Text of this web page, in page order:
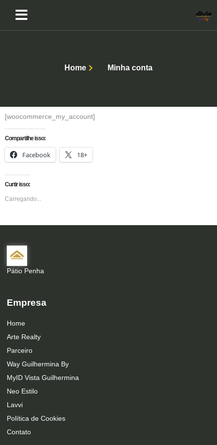
Home Minha conta
[woocommerce_my_account]
Compartilhe isso:
Facebook 18+
Curtir isso:
Carregando...
Pátio Penha
Empresa
Home
Arte Realty
Parceiro
Way Guilhermina By
MyID Vista Guilhermina
Neo Estilo
Lavvi
Política de Cookies
Contato